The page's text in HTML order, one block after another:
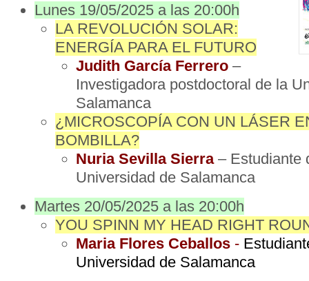
Lunes 19/05/2025 a las 20:00h
LA REVOLUCIÓN SOLAR:
ENERGÍA PARA EL FUTURO
Judith García Ferrero –
Investigadora postdoctoral de la
Salamanca
¿MICROSCOPÍA CON UN LÁSER
BOMBILLA?
Nuria Sevilla Sierra– Estudiante
Universidad de Salamanca
Martes 20/05/2025 a las 20:00h
YOU SPINN MY HEAD RIGHT
Maria Flores Ceballos -
Universidad de Salamanca